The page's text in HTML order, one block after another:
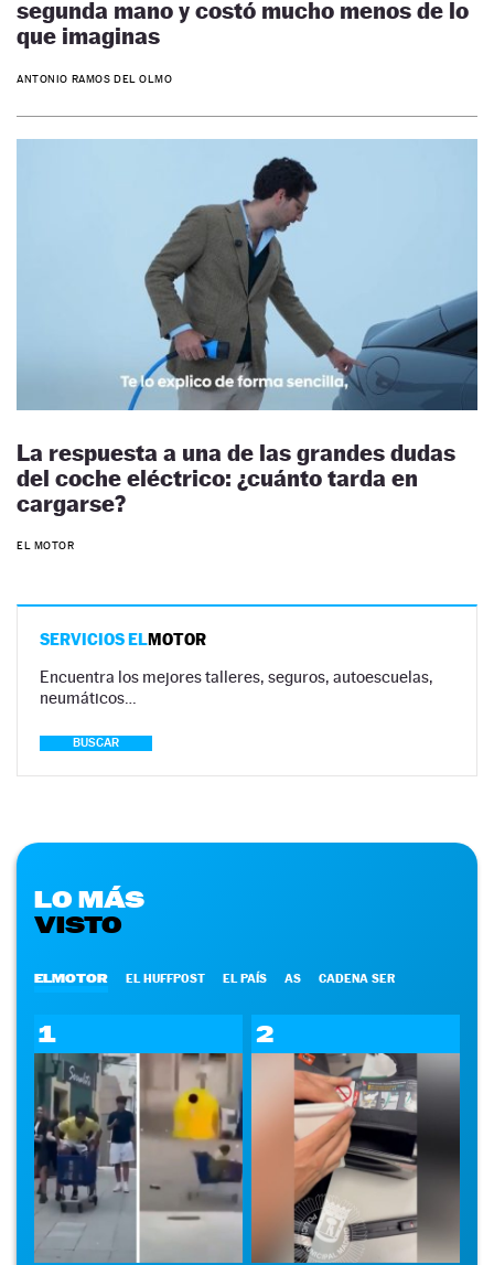
segunda mano y costó mucho menos de lo
que imaginas
ANTONIO RAMOS DEL OLMO
La respuesta a una de las grandes dudas
del coche eléctrico: ¿cuánto tarda en
cargarse?
EL MOTOR
SERVICIOS ELMOTOR
Encuentra los mejores talleres, seguros, autoescuelas,
neumáticos…
BUSCAR
LO MÁS
VISTO
ELMOTOR EL HUFFPOST EL PAÍS AS CADENA SER
1 2